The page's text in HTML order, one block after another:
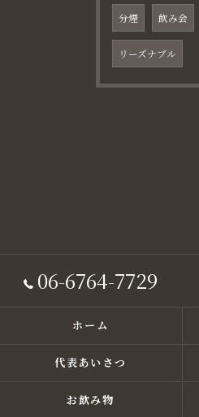
分煙 飲み会
リーズナブル
06-6764-7729
ホーム
代表あいさつ
お飲み物